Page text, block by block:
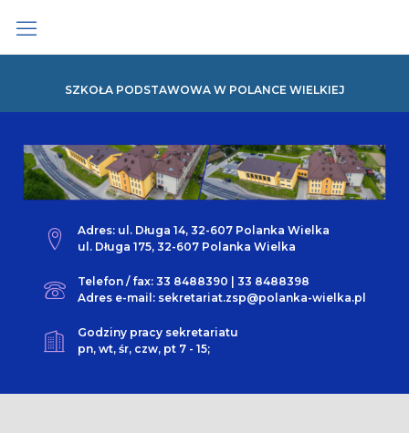
content
SZKOŁA PODSTAWOWA W POLANCE WIELKIEJ
Adres: ul. Długa 14, 32-607 Polanka Wielka
ul. Długa 175, 32-607 Polanka Wielka
Telefon / fax: 33 8488390 | 33 8488398
Adres e-mail: sekretariat.zsp@polanka-wielka.pl
Godziny pracy sekretariatu
pn, wt, śr, czw, pt 7 - 15;